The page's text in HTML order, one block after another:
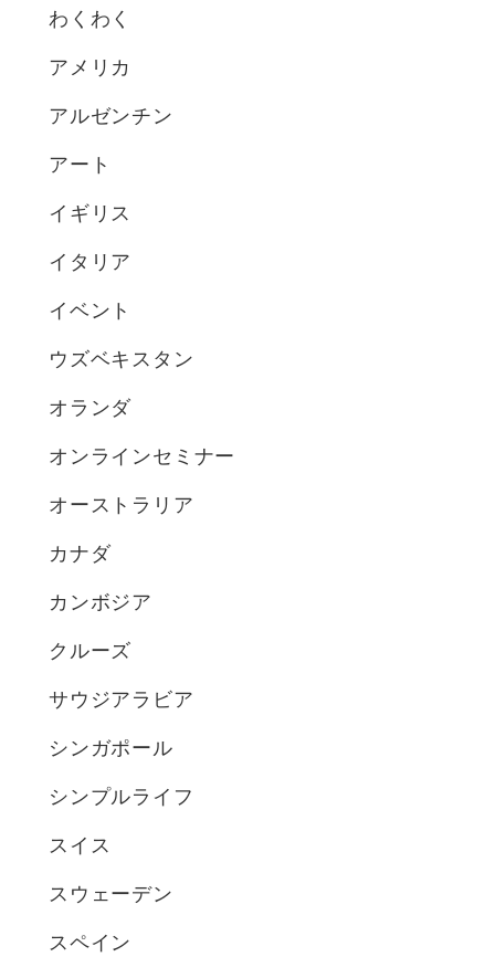
わくわく
アメリカ
アルゼンチン
アート
イギリス
イタリア
イベント
ウズベキスタン
オランダ
オンラインセミナー
オーストラリア
カナダ
カンボジア
クルーズ
サウジアラビア
シンガポール
シンプルライフ
スイス
スウェーデン
スペイン